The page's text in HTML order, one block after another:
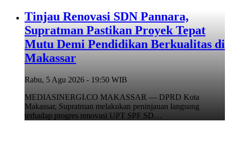
Tinjau Renovasi SDN Pannara,
Supratman Pastikan Proyek Tepat
Mutu Demi Pendidikan Berkualitas di
Makassar
Rabu, 5 Agu 2026 - 19:50 WIB
MEDIASINERGI.CO MAKASSAR — DPRD Kota
Makassar, Supratman melakukan peninjauan langsung
terhadap progres renovasi UPT SPF SD…